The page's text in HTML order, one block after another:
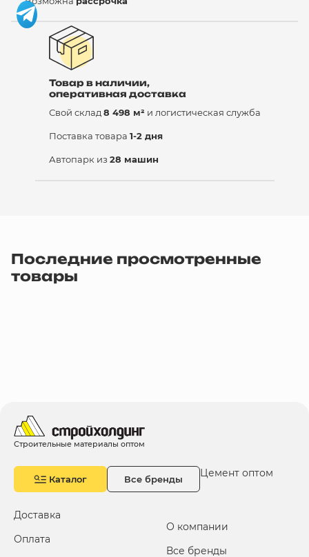
Товар в наличии,
оперативная доставка
Свой склад 8 498 м² и логистическая служба
Поставка товара 1-2 дня
Автопарк из 28 машин
Последние просмотренные
товары
Строительные материалы оптом
Каталог Все бренды Цемент оптом
Доставка
Оплата
О компании
Все бренды